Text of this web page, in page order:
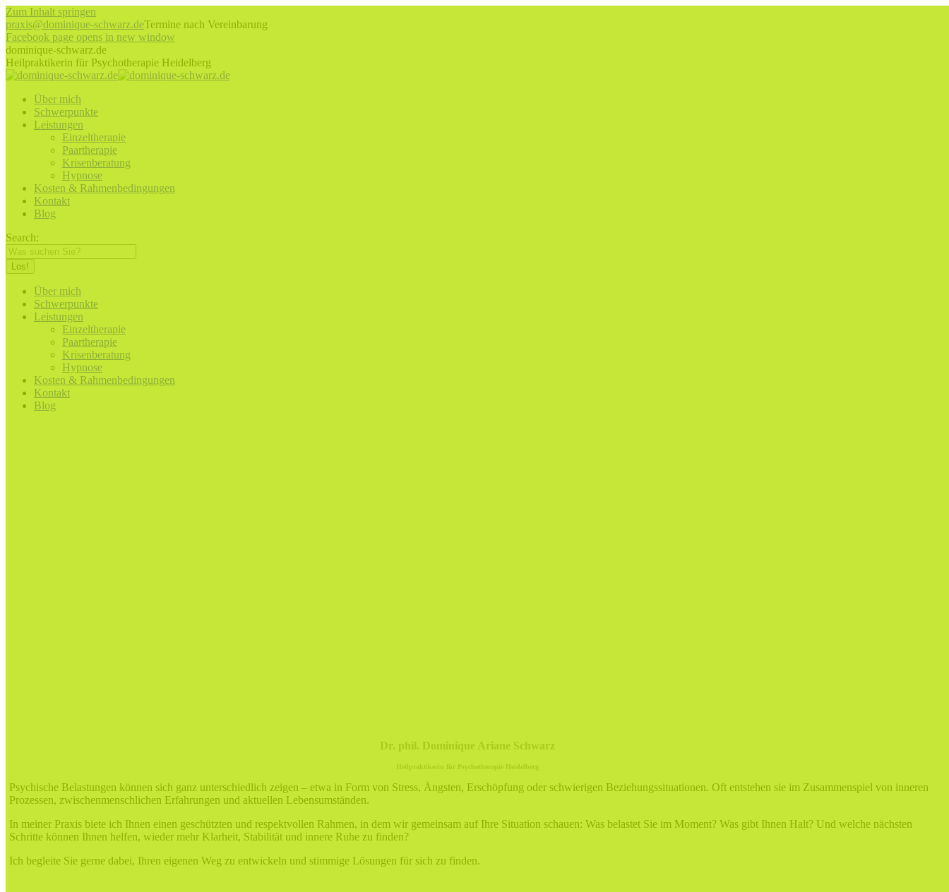
Zum Inhalt springen
praxis@dominique-schwarz.deTermine nach Vereinbarung
Facebook page opens in new window
dominique-schwarz.de
Heilpraktikerin für Psychotherapie Heidelberg
Über mich
Schwerpunkte
Leistungen
Einzeltherapie
Paartherapie
Krisenberatung
Hypnose
Kosten & Rahmenbedingungen
Kontakt
Blog
Search:
Über mich
Schwerpunkte
Leistungen
Einzeltherapie
Paartherapie
Krisenberatung
Hypnose
Kosten & Rahmenbedingungen
Kontakt
Blog
Dr. phil. Dominique Ariane Schwarz
Heilpraktikerin für Psychotherapie Heidelberg
Psychische Belastungen können sich ganz unterschiedlich zeigen – etwa in Form von Stress, Ängsten, Erschöpfung oder schwierigen Beziehungssituationen. Oft entstehen sie im Zusammenspiel von inneren
Prozessen, zwischenmenschlichen Erfahrungen und aktuellen Lebensumständen.
In meiner Praxis biete ich Ihnen einen geschützten und respektvollen Rahmen, in dem wir gemeinsam auf Ihre Situation schauen: Was belastet Sie im Moment? Was gibt Ihnen Halt? Und welche nächsten
Schritte können Ihnen helfen, wieder mehr Klarheit, Stabilität und innere Ruhe zu finden?
Ich begleite Sie gerne dabei, Ihren eigenen Weg zu entwickeln und stimmige Lösungen für sich zu finden.